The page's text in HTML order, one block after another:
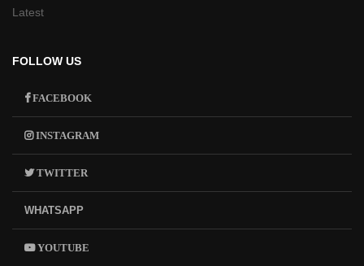
Latest
FOLLOW US
FACEBOOK
INSTAGRAM
TWITTER
WHATSAPP
YOUTUBE